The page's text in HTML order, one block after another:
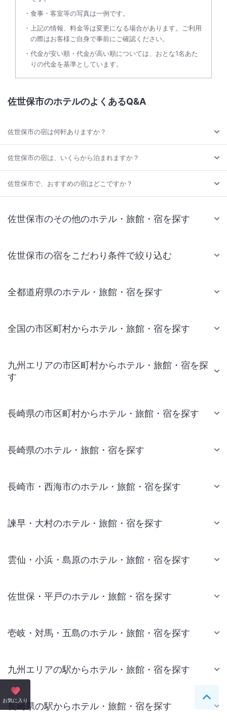
食事・客室等の写真は一例です。
上記の情報、料金等は変更になる場合があります。ご利用
の際はお客様ご自身で事前にご確認ください。
代金が安い順・代金が高い順については、おとな1名あた
りの代金を基準としています。
お気に入り ペー
佐世保市のホテルのよくあるQ&A
佐世保市の宿は何軒ありますか？
佐世保市の宿は、いくらから泊まれますか？
佐世保市で、おすすめの宿はどこですか？
佐世保市のその他のホテル・旅館・宿を探す
佐世保市の宿をこだわり条件で絞り込む
全都道府県のホテル・旅館・宿を探す
全国の市区町村からホテル・旅館・宿を探す
九州エリアの市区町村からホテル・旅館・宿を探
す
長崎県の市区町村からホテル・旅館・宿を探す
長崎県のホテル・旅館・宿を探す
長崎市・西海市のホテル・旅館・宿を探す
諫早・大村のホテル・旅館・宿を探す
雲仙・小浜・島原のホテル・旅館・宿を探す
佐世保・平戸のホテル・旅館・宿を探す
壱岐・対馬・五島のホテル・旅館・宿を探す
九州エリアの駅からホテル・旅館・宿を探す
長崎県の駅からホテル・旅館・宿を探す